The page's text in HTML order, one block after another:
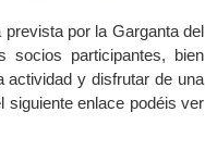
por la Garganta del
participantes, bien
actividad y disfrutar de una
siguiente enlace podéis ver